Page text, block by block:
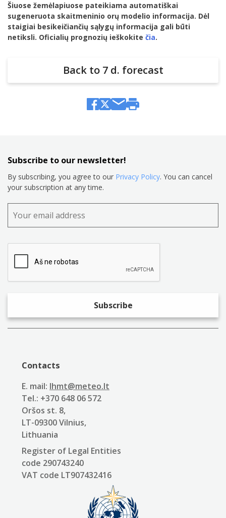
Šiuose žemėlapiuose pateikiama automatiškai
sugeneruota skaitmeninio orų modelio informacija. Dėl
staigiai besikeičiančių sąlygų informacija gali būti
netiksli. Oficialių prognozių ieškokite čia.
Back to 7 d. forecast
Subscribe to our newsletter!
By subscribing, you agree to our Privacy Policy. You can cancel
your subscription at any time.
Contacts
E. mail: lhmt@meteo.lt
Tel.: +370 648 06 572
Oršos st. 8,
LT-09300 Vilnius,
Lithuania
Register of Legal Entities
code 290743240
VAT code LT907432416